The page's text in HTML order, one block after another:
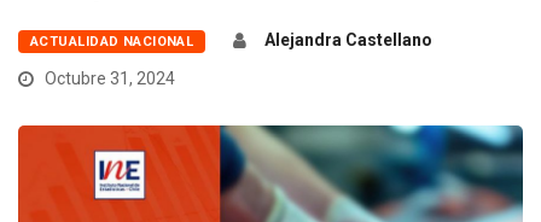
ACTUALIDAD NACIONAL
Alejandra Castellano
Octubre 31, 2024